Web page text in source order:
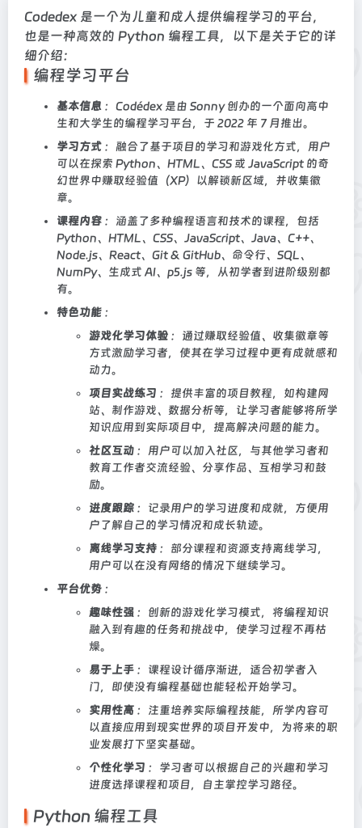
Codedex 是一个为儿童和成人提供编程学习的平台，
也是一种高效的 Python 编程工具，以下是关于它的详
细介绍：
编程学习平台
基本信息 ：Codédex 是由 Sonny 创办的一个面向高中
生和大学生的编程学习平台，于 2022 年 7 月推出。
学习方式 ：融合了基于项目的学习和游戏化方式，用户
可以在探索 Python、HTML、CSS 或 JavaScript 的奇
幻世界中赚取经验值（XP）以解锁新区域，并收集徽
章。
课程内容 ：涵盖了多种编程语言和技术的课程，包括
Python、HTML、CSS、JavaScript、Java、C++、
Node.js、React、Git & GitHub、命令行、SQL、
NumPy、生成式 AI、p5.js 等，从初学者到进阶级别都
有。
特色功能 ：
游戏化学习体验 ：通过赚取经验值、收集徽章等
方式激励学习者，使其在学习过程中更有成就感和
动力。
项目实战练习 ：提供丰富的项目教程，如构建网
站、制作游戏、数据分析等，让学习者能够将所学
知识应用到实际项目中，提高解决问题的能力。
社区互动 ：用户可以加入社区，与其他学习者和
教育工作者交流经验、分享作品、互相学习和鼓
励。
进度跟踪 ：记录用户的学习进度和成就，方便用
户了解自己的学习情况和成长轨迹。
离线学习支持 ：部分课程和资源支持离线学习，
用户可以在没有网络的情况下继续学习。
平台优势 ：
趣味性强 ：创新的游戏化学习模式，将编程知识
融入到有趣的任务和挑战中，使学习过程不再枯
燥。
易于上手 ：课程设计循序渐进，适合初学者入
门，即使没有编程基础也能轻松开始学习。
实用性高 ：注重培养实际编程技能，所学内容可
以直接应用到现实世界的项目开发中，为将来的职
业发展打下坚实基础。
个性化学习 ：学习者可以根据自己的兴趣和学习
进度选择课程和项目，自主掌控学习路径。
Python 编程工具